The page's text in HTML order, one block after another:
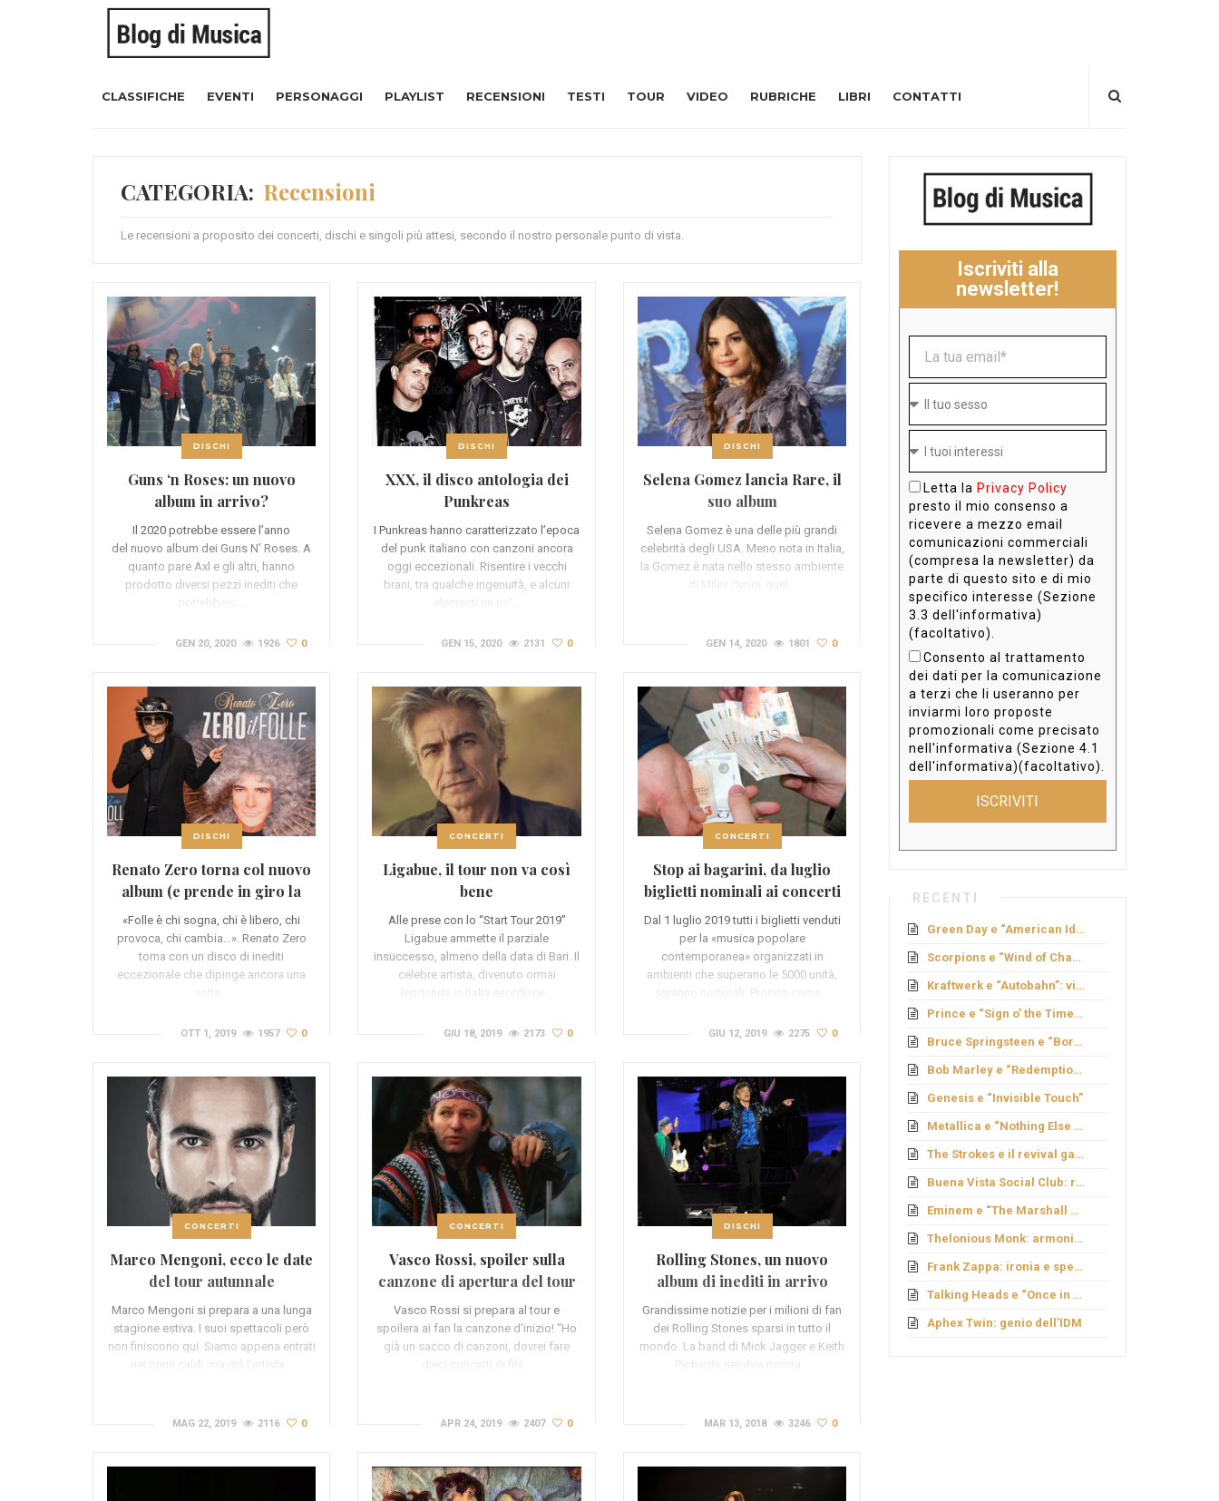
CLASSIFICHE EVENTI PERSONAGGI PLAYLIST RECENSIONI TESTI TOUR VIDEO RUBRICHE LIBRI CONTATTI
CATEGORIA: Recensioni
Le recensioni a proposito dei concerti, dischi e singoli più attesi, secondo il nostro personale punto di vista.
DISCHI
Guns ‘n Roses: un nuovo
album in arrivo?
Il 2020 potrebbe essere l’anno
del nuovo album dei Guns N’ Roses. A
quanto pare Axl e gli altri, hanno
prodotto diversi pezzi inediti che
potrebbero…
GEN 20, 2020 1926 0
DISCHI
XXX, il disco antologia dei
Punkreas
I Punkreas hanno caratterizzato l’epoca
del punk italiano con canzoni ancora
oggi eccezionali. Risentire i vecchi
brani, tra qualche ingenuità, e alcuni
elementi un po’…
GEN 15, 2020 2131 0
DISCHI
Selena Gomez lancia Rare, il
suo album
Selena Gomez è una delle più grandi
celebrità degli USA. Meno nota in Italia,
la Gomez è nata nello stesso ambiente
di Miley Cyrus, quel…
GEN 14, 2020 1801 0
DISCHI
Renato Zero torna col nuovo
album (e prende in giro la
Ferragni)
«Folle è chi sogna, chi è libero, chi
provoca, chi cambia…». Renato Zero
torna con un disco di inediti
eccezionale che dipinge ancora una
volta…
OTT 1, 2019 1957 0
CONCERTI
Ligabue, il tour non va così
bene
Alle prese con lo “Start Tour 2019”
Ligabue ammette il parziale
insuccesso, almeno della data di Bari. Il
celebre artista, divenuto ormai
leggenda in Italia esordisce…
GIU 18, 2019 2173 0
CONCERTI
Stop ai bagarini, da luglio
biglietti nominali ai concerti
Dal 1 luglio 2019 tutti i biglietti venduti
per la «musica popolare
contemporanea» organizzati in
ambienti che superano le 5000 unità,
saranno nominali. Proprio come…
GIU 12, 2019 2275 0
CONCERTI
Marco Mengoni, ecco le date
del tour autunnale
Marco Mengoni si prepara a una lunga
stagione estiva. I suoi spettacoli però
non finiscono qui. Siamo appena entrati
nei primi caldi, ma già l’artista…
MAG 22, 2019 2116 0
CONCERTI
Vasco Rossi, spoiler sulla
canzone di apertura del tour
Vasco Rossi si prepara al tour e
spoilera ai fan la canzone d’inizio! “Ho
già un sacco di canzoni, dovrei fare
dieci concerti di fila…
APR 24, 2019 2407 0
DISCHI
Rolling Stones, un nuovo
album di inediti in arrivo
Grandissime notizie per i milioni di fan
dei Rolling Stones sparsi in tutto il
mondo. La band di Mick Jagger e Keith
Richards sembra pronta…
MAR 13, 2018 3246 0
Iscriviti alla
newsletter!
Letta la Privacy Policy
presto il mio consenso a
ricevere a mezzo email
comunicazioni commerciali
(compresa la newsletter) da
parte di questo sito e di mio
specifico interesse (Sezione
3.3 dell'informativa)
(facoltativo).
Consento al trattamento
dei dati per la comunicazione
a terzi che li useranno per
inviarmi loro proposte
promozionali come precisato
nell'informativa (Sezione 4.1
dell'informativa)(facoltativo).
ISCRIVITI
RECENTI
Green Day e “American Idiot”: rock politico
Scorpions e “Wind of Change”: caduta del Muro
Kraftwerk e “Autobahn”: viaggio elettronico
Prince e “Sign o’ the Times”: genio e provocazione
Bruce Springsteen e “Born to Run”: sogno americano
Bob Marley e “Redemption Song”
Genesis e “Invisible Touch”
Metallica e “Nothing Else Matters”: ballata metal
The Strokes e il revival garage
Buena Vista Social Club: rinascita cubana
Eminem e “The Marshall Mathers LP”
Thelonious Monk: armonie fuori schema
Frank Zappa: ironia e sperimentazione
Talking Heads e “Once in a Lifetime”
Aphex Twin: genio dell’IDM